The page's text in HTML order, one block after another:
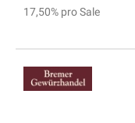
17,50% pro Sale